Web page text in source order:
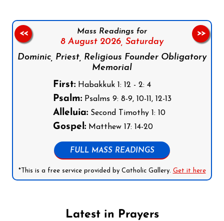
Mass Readings for
8 August 2026, Saturday
Dominic, Priest, Religious Founder Obligatory
Memorial
First:Habakkuk 1: 12 - 2: 4
Psalm:Psalms 9: 8-9, 10-11, 12-13
Alleluia:Second Timothy 1: 10
Gospel:Matthew 17: 14-20
FULL MASS READINGS
*This is a free service provided by Catholic Gallery. Get it here
<< >>
Latest in Prayers